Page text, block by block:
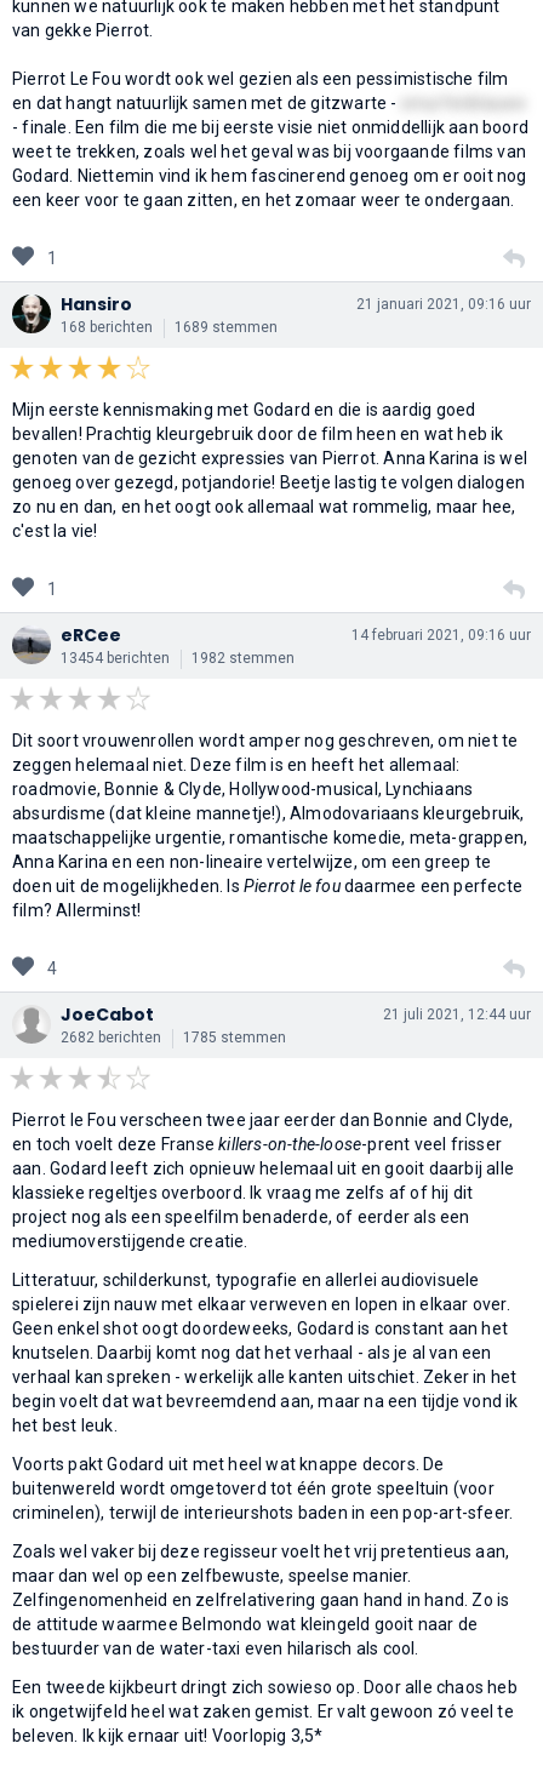
kunnen we natuurlijk ook te maken hebben met het standpunt
van gekke Pierrot.
Pierrot Le Fou wordt ook wel gezien als een pessimistische film
en dat hangt natuurlijk samen met de gitzwarte -
- finale. Een film die me bij eerste visie niet onmiddellijk aan boord
weet te trekken, zoals wel het geval was bij voorgaande films van
Godard. Niettemin vind ik hem fascinerend genoeg om er ooit nog
een keer voor te gaan zitten, en het zomaar weer te ondergaan.
1
Hansiro
168 berichten 1689 stemmen
21 januari 2021, 09:16 uur
Mijn eerste kennismaking met Godard en die is aardig goed
bevallen! Prachtig kleurgebruik door de film heen en wat heb ik
genoten van de gezicht expressies van Pierrot. Anna Karina is wel
genoeg over gezegd, potjandorie! Beetje lastig te volgen dialogen
zo nu en dan, en het oogt ook allemaal wat rommelig, maar hee,
c'est la vie!
1
eRCee
13454 berichten 1982 stemmen
14 februari 2021, 09:16 uur
Dit soort vrouwenrollen wordt amper nog geschreven, om niet te
zeggen helemaal niet. Deze film is en heeft het allemaal:
roadmovie, Bonnie & Clyde, Hollywood-musical, Lynchiaans
absurdisme (dat kleine mannetje!), Almodovariaans kleurgebruik,
maatschappelijke urgentie, romantische komedie, meta-grappen,
Anna Karina en een non-lineaire vertelwijze, om een greep te
doen uit de mogelijkheden. Is Pierrot le foudaarmee een perfecte
film? Allerminst!
4
JoeCabot
2682 berichten 1785 stemmen
21 juli 2021, 12:44 uur
Pierrot le Fou verscheen twee jaar eerder dan Bonnie and Clyde,
en toch voelt deze Fransekillers-on-the-loose-prent veel frisser
aan. Godard leeft zich opnieuw helemaal uit en gooit daarbij alle
klassieke regeltjes overboord. Ik vraag me zelfs af of hij dit
project nog als een speelfilm benaderde, of eerder als een
mediumoverstijgende creatie.
Litteratuur, schilderkunst, typografie en allerlei audiovisuele
spielerei zijn nauw met elkaar verweven en lopen in elkaar over.
Geen enkel shot oogt doordeweeks, Godard is constant aan het
knutselen. Daarbij komt nog dat het verhaal - als je al van een
verhaal kan spreken - werkelijk alle kanten uitschiet. Zeker in het
begin voelt dat wat bevreemdend aan, maar na een tijdje vond ik
het best leuk.
Voorts pakt Godard uit met heel wat knappe decors. De
buitenwereld wordt omgetoverd tot één grote speeltuin (voor
criminelen), terwijl de interieurshots baden in een pop-art-sfeer.
Zoals wel vaker bij deze regisseur voelt het vrij pretentieus aan,
maar dan wel op een zelfbewuste, speelse manier.
Zelfingenomenheid en zelfrelativering gaan hand in hand. Zo is
de attitude waarmee Belmondo wat kleingeld gooit naar de
bestuurder van de water-taxi even hilarisch als cool.
Een tweede kijkbeurt dringt zich sowieso op. Door alle chaos heb
ik ongetwijfeld heel wat zaken gemist. Er valt gewoon zó veel te
beleven. Ik kijk ernaar uit! Voorlopig 3,5*